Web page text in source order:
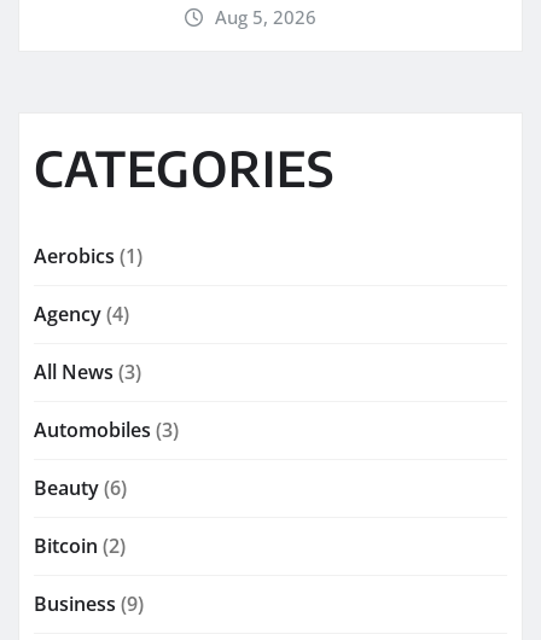
Aug 5, 2026
CATEGORIES
Aerobics (1)
Agency(4)
All News (3)
Automobiles (3)
Beauty(6)
Bitcoin (2)
Business (9)